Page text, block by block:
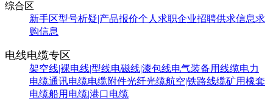
综合区
新手区型号析疑|产品报价个人求职企业招聘供求信息求
购信息
电线电缆专区
架空线|裸电线|型线电磁线|漆包线电气装备用线缆电力
电缆通讯电缆电缆附件光纤光缆航空|铁路线缆矿用橡套
电缆船用电缆|港口电缆